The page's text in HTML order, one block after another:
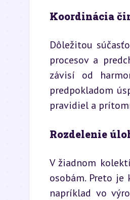
Koordinácia
Dôležitou
procesov a
závisí od
predpokladom
pravidiel a
Rozdelenie
V žiadnom
osobám. Preto
napríklad vo